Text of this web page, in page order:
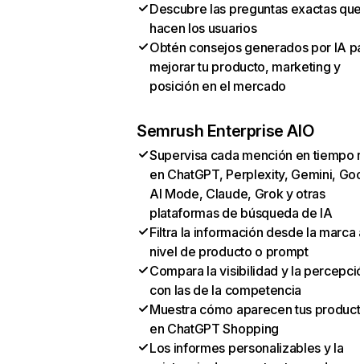
Descubre las preguntas exactas
hacen los usuarios
Obtén consejos generados por IA
mejorar tu producto, marketing y
posición en el mercado
Semrush Enterprise AIO
Supervisa cada mención en tiempo
en ChatGPT, Perplexity, Gemini,
AI Mode, Claude, Grok y otras
plataformas de búsqueda de IA
Filtra la información desde la marca
nivel de producto o prompt
Compara la visibilidad y la
con las de la competencia
Muestra cómo aparecen tus
en ChatGPT Shopping
Los informes personalizables y la